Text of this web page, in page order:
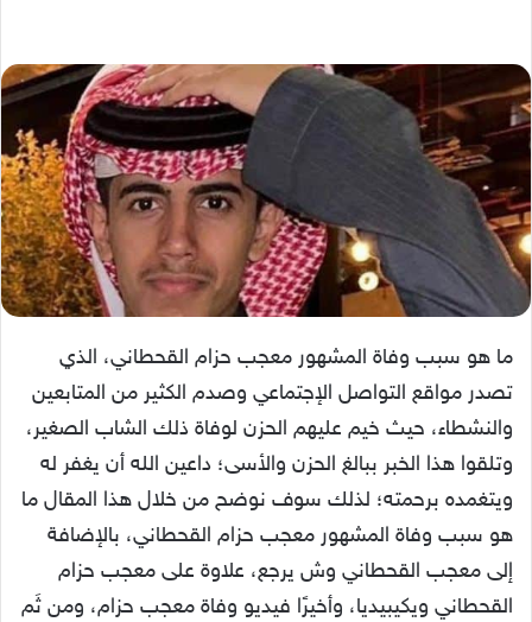
ما هو سبب وفاة المشهور معجب حزام القحطاني، الذي
تصدر مواقع التواصل الإجتماعي وصدم الكثير من المتابعين
والنشطاء، حيث خيم عليهم الحزن لوفاة ذلك الشاب الصغير،
وتلقوا هذا الخبر ببالغ الحزن والأسى؛ داعين الله أن يغفر له
ويتغمده برحمته؛ لذلك سوف نوضح من خلال هذا المقال ما
هو سبب وفاة المشهور معجب حزام القحطاني، بالإضافة
إلى معجب القحطاني وش يرجع، علاوة على معجب حزام
القحطاني ويكيبيديا، وأخيرًا فيديو وفاة معجب حزام، ومن ثَم